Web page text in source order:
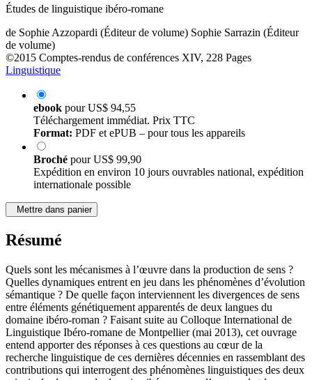
Études de linguistique ibéro-romane
de Sophie Azzopardi (Éditeur de volume) Sophie Sarrazin (Éditeur
de volume)
©2015 Comptes-rendus de conférences XIV, 228 Pages
Linguistique
ebook pourUS$ 94,55
Téléchargement immédiat. Prix TTC
Format: PDF et ePUB – pour tous les appareils
Broché pourUS$ 99,90
Expédition en environ 10 jours ouvrables national, expédition
internationale possible
Mettre dans panier
Résumé
Quels sont les mécanismes à l’œuvre dans la production de sens ?
Quelles dynamiques entrent en jeu dans les phénomènes d’évolution
sémantique ? De quelle façon interviennent les divergences de sens
entre éléments génétiquement apparentés de deux langues du
domaine ibéro-roman ? Faisant suite au Colloque International de
Linguistique Ibéro-romane de Montpellier (mai 2013), cet ouvrage
entend apporter des réponses à ces questions au cœur de la
recherche linguistique de ces dernières décennies en rassemblant des
contributions qui interrogent des phénomènes linguistiques des deux